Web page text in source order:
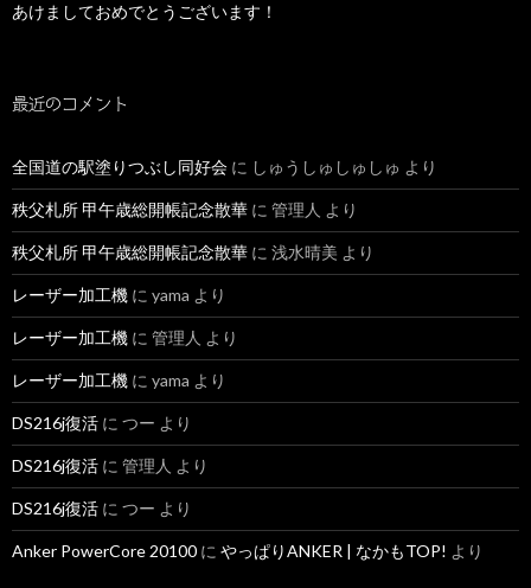
あけましておめでとうございます！
最近のコメント
全国道の駅塗りつぶし同好会 に しゅうしゅしゅしゅ より
秩父札所 甲午歳総開帳記念散華 に 管理人 より
秩父札所 甲午歳総開帳記念散華 に 浅水晴美 より
レーザー加工機 に yama より
レーザー加工機 に 管理人 より
レーザー加工機 に yama より
DS216j復活 に つー より
DS216j復活 に 管理人 より
DS216j復活 に つー より
Anker PowerCore 20100 に やっぱりANKER | なかもTOP! より